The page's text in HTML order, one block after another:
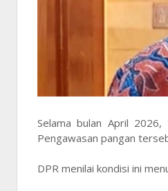
Selama bulan April
Pengawasan pangan
DPR menilai kondisi ini